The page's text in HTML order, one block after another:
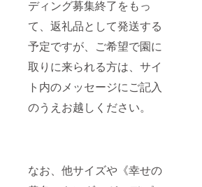
ディング募集終了をもっ
て、返礼品として発送する
予定ですが、ご希望で園に
取りに来られる方は、サイ
ト内のメッセージにご記入
のうえお越しください。
なお、他サイズや《幸せの